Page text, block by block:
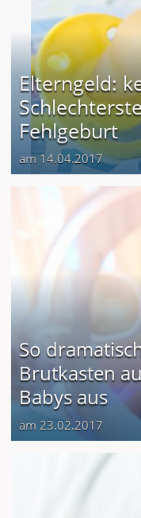
Elterngeld:
Fehlgeburt
am 14.04.2017
So
Brutkasten
Babys aus
am 23.02.2017